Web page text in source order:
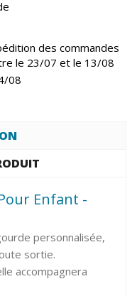
des commandes
le 23/07 et le 13/08
08
Enfant -
personnalisée,
sortie.
accompagnera